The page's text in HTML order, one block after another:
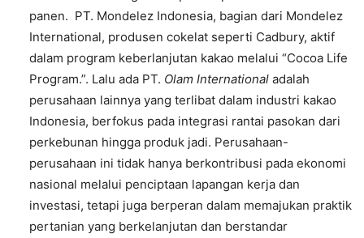
panen. PT. Mondelez Indonesia, bagian dari Mondelez
International, produsen cokelat seperti Cadbury, aktif
dalam program keberlanjutan kakao melalui “Cocoa Life
Program.”. Lalu ada PT. Olam International adalah
perusahaan lainnya yang terlibat dalam industri kakao
Indonesia, berfokus pada integrasi rantai pasokan dari
perkebunan hingga produk jadi. Perusahaan-
perusahaan ini tidak hanya berkontribusi pada ekonomi
nasional melalui penciptaan lapangan kerja dan
investasi, tetapi juga berperan dalam memajukan praktik
pertanian yang berkelanjutan dan berstandar